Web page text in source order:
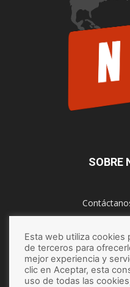
SOBRE
Esta web utiliza cookies
de terceros para
mejor experiencia y
clic en Aceptar, esta
uso de todas las